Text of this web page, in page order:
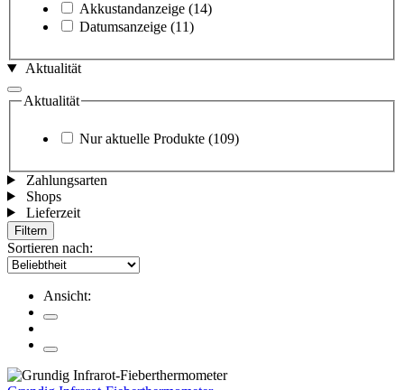
Akkustandanzeige (14)
Datumsanzeige (11)
Aktualität
Aktualität
Nur aktuelle Produkte (109)
Zahlungsarten
Shops
Lieferzeit
Filtern
Sortieren nach:
Ansicht: